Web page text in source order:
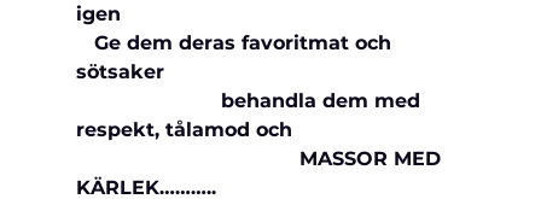
igen
Ge dem deras favoritmat och
sötsaker
behandla dem med
respekt, tålamod och
MASSOR MED
KÄRLEK………..